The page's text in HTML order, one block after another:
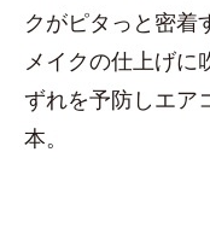
クがピタっと密着
メイクの仕上げに
ずれを予防しエア
本。